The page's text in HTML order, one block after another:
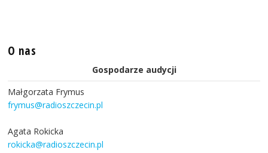
O nas
Gospodarze audycji
Małgorzata Frymus
frymus@radioszczecin.pl
Agata Rokicka
rokicka@radioszczecin.pl